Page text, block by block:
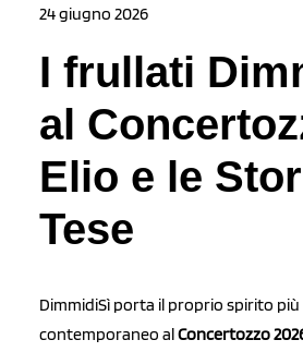
24 giugno 2026
I frullati
al
Elio e le
Tese
DimmidiSì porta il proprio spirito
contemporaneo alConcertozzo